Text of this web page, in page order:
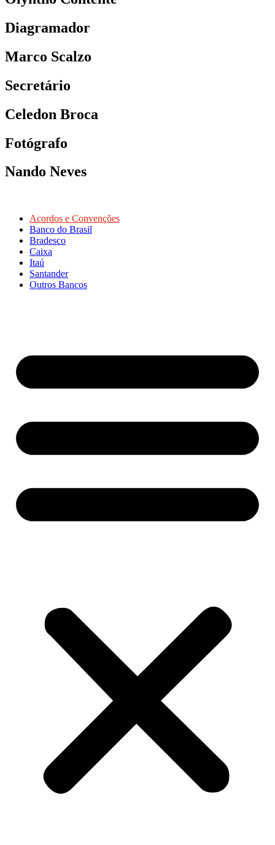
Diagramador
Marco Scalzo
Secretário
Celedon Broca
Fotógrafo
Nando Neves
Acordos e Convenções
Banco do Brasil
Bradesco
Caixa
Itaú
Santander
Outros Bancos